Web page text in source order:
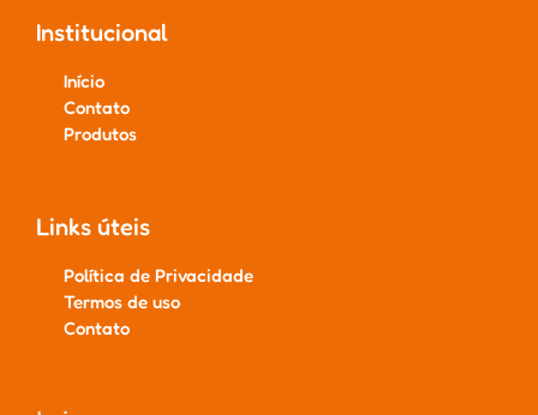
Institucional
Início
Contato
Produtos
Links úteis
Política de Privacidade
Termos de uso
Contato